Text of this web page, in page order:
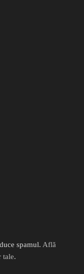
spamul. Află
tale.